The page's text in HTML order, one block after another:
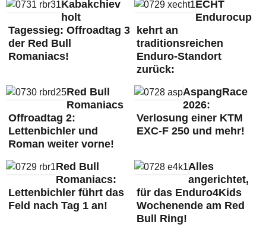
Kabakchiev
holt
Tagessieg: Offroadtag 3
der Red Bull
Romaniacs!
ECHT
Endurocup
kehrt an
traditionsreichen
Enduro-Standort
zurück:
Red Bull
Romaniacs
Offroadtag 2:
Lettenbichler und
Roman weiter vorne!
AspangRace
2026:
Verlosung einer KTM
EXC-F 250 und mehr!
Red Bull
Romaniacs:
Lettenbichler führt das
Feld nach Tag 1 an!
Alles
angerichtet,
für das Enduro4Kids
Wochenende am Red
Bull Ring!